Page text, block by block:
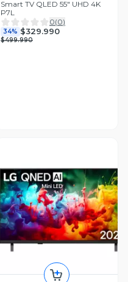
Smart TV QLED 55" UHD 4K
P7L
0(0)
34% $329.990
$499.990